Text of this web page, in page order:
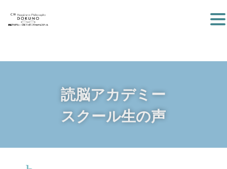
読脳アカデミー
スクール生の声